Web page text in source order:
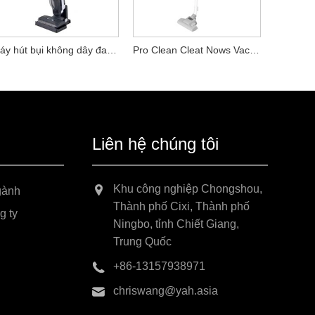
ty
Liên hệ chúng tôi
Khu công nghiệp Chongshou,
Thành phố Cixi, Thành phố
Ningbo, tỉnh Chiết Giang,
Trung Quốc
+86-13157938971
chriswang@yah.asia